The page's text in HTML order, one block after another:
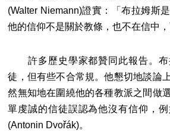
(Walter Niemann)證實：「布拉姆斯
他的信仰不是關於教條，也不在信中，
許多歷史學家都贊同此報告。布
徒，但有些不合常規。他懇切地談論
然無知地在圍繞他的各種教派之間做
單虔誠的信徒誤認為他沒有信仰，
(Antonin Dvořák)。